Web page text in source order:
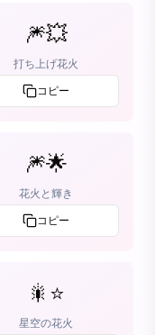
🎆💥
打ち上げ花火
コピー
🎆🌟
花火と輝き
コピー
🎇⭐️
星空の花火